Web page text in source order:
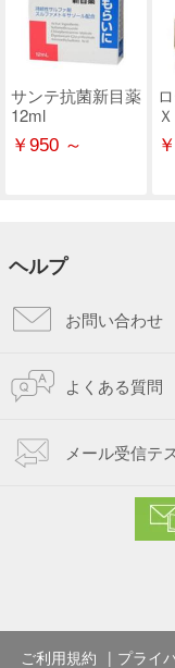
サンテ抗菌新目薬
12ml
￥950 ～
ヘルプ
お問い合わせ
よくある質問
メール受信テ
ご利用規約 プライ